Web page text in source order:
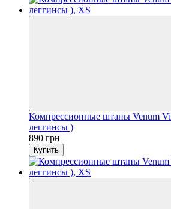
Компрессионные штаны Venum
леггинсы )
890 грн
Купить